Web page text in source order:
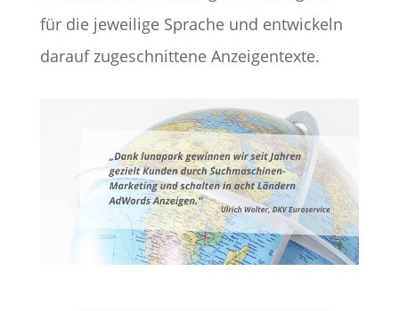
für die jeweilige Sprache und entwickeln
darauf zugeschnittene Anzeigentexte.